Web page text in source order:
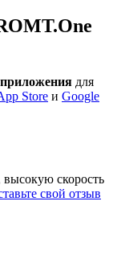
для
Store и Google
высокую скорость
свой отзыв